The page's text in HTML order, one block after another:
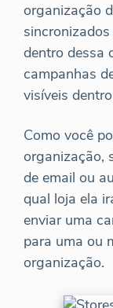
organização
dentro dessa
campanhas
visíveis
Como você
organização,
de email ou
qual loja ela
enviar uma
para uma ou
organização.